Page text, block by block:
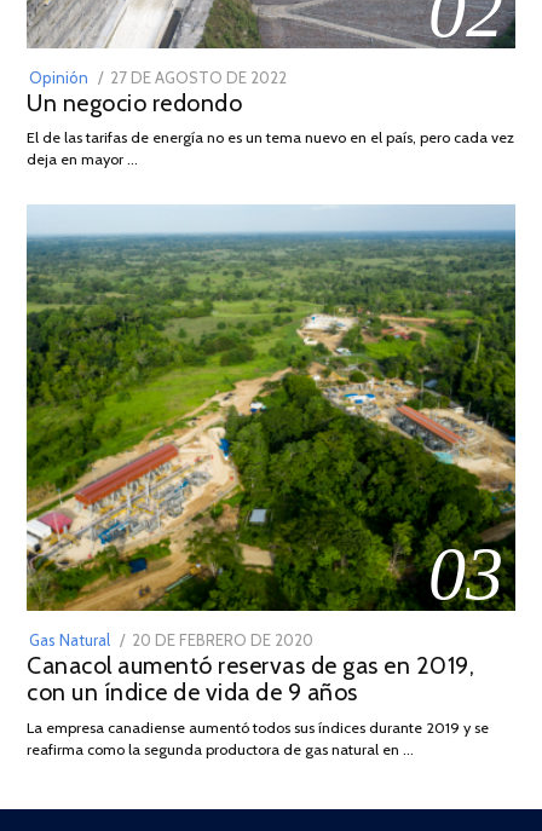
Opinión
POSTED
ON
27 DE AGOSTO DE 2022
Un negocio redondo
El de las tarifas de energía no es un tema nuevo en el país, pero cada vez
deja en mayor …
03
Gas Natural
POSTED
ON
20 DE FEBRERO DE 2020
DE
JULIO
2025
Canacol aumentó reservas de gas en 2019,
con un índice de vida de 9 años
La empresa canadiense aumentó todos sus índices durante 2019 y se
reafirma como la segunda productora de gas natural en …